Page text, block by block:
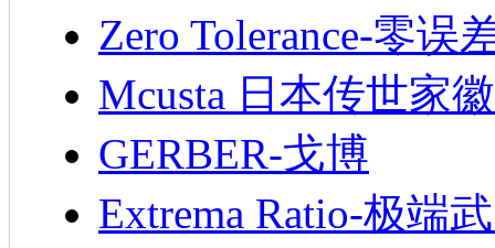
Zero Tolerance-零误
Mcusta 日本传世家徽
GERBER-戈博
Extrema Ratio-极端